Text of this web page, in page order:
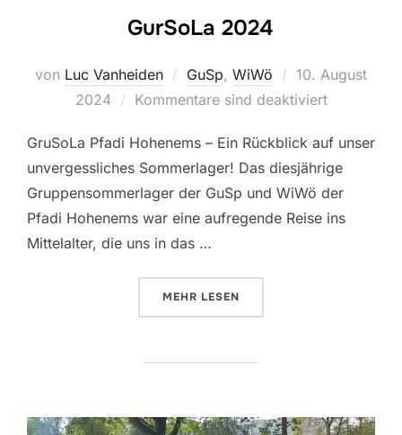
GurSoLa 2024
von Luc Vanheiden GuSp, WiWö
Veröffentlicht
am
10. August
2024
Kommentare sind deaktiviert
GruSoLa Pfadi Hohenems – Ein Rückblick auf unser
unvergessliches Sommerlager! Das diesjährige
Gruppensommerlager der GuSp und WiWö der
Pfadi Hohenems war eine aufregende Reise ins
Mittelalter, die uns in das …
MEHR ÜBER “GURSOLA 2024”
LESEN